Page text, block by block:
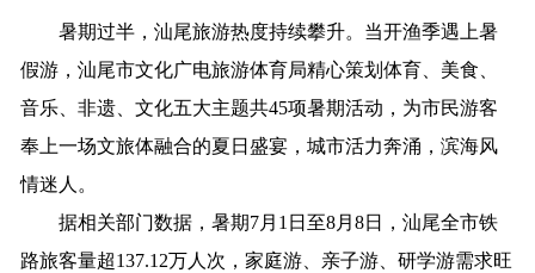
暑期过半，汕尾旅游热度持续攀升。当开渔季遇上暑
假游，汕尾市文化广电旅游体育局精心策划体育、美食、
音乐、非遗、文化五大主题共45项暑期活动，为市民游客
奉上一场文旅体融合的夏日盛宴，城市活力奔涌，滨海风
情迷人。
据相关部门数据，暑期7月1日至8月8日，汕尾全市铁
路旅客量超137.12万人次，家庭游、亲子游、研学游需求旺